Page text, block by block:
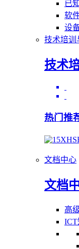
已
软
设
技术培训
技术
热门推
文档中心
文档
高
ICT